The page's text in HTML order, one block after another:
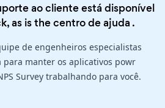
ao cliente está disponível
as is thecentro de ajuda .
de engenheiros especialistas
manter os aplicativos powr
Survey trabalhando para você.